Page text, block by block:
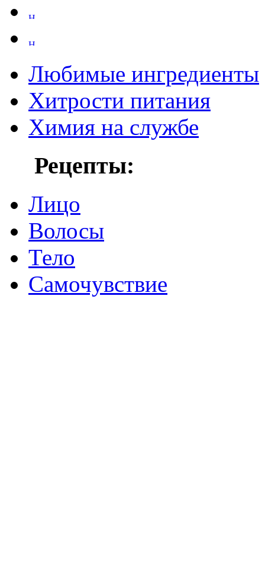
Любимые ингредиенты
Хитрости питания
Химия на службе
Рецепты:
Лицо
Волосы
Тело
Самочувствие